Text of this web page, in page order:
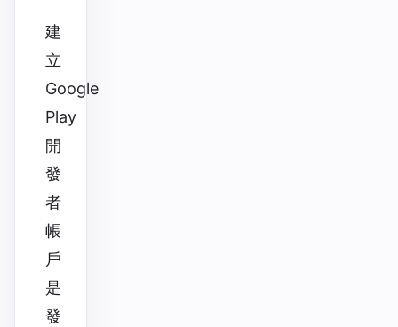
建
立
Google
Play
開
發
者
帳
戶
是
發